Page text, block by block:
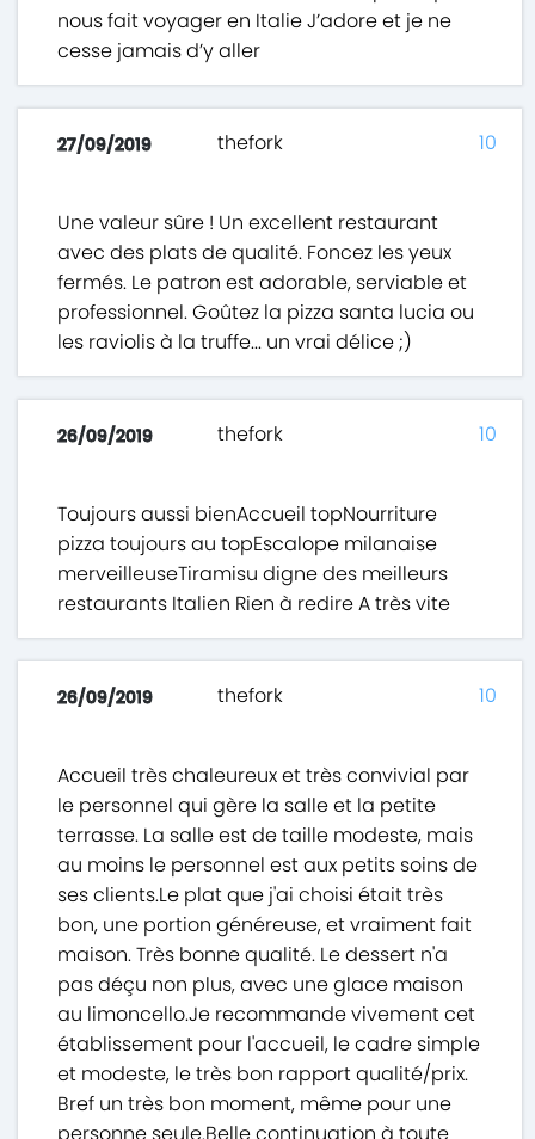
nous fait voyager en Italie J’adore et je ne
cesse jamais d’y aller
27/09/2019 thefork
Une valeur sûre ! Un excellent restaurant
avec des plats de qualité. Foncez les yeux
fermés. Le patron est adorable, serviable et
professionnel. Goûtez la pizza santa lucia ou
les raviolis à la truffe... un vrai délice ;)
10
26/09/2019 thefork
Toujours aussi bienAccueil topNourriture
pizza toujours au topEscalope milanaise
merveilleuseTiramisu digne des meilleurs
restaurants Italien Rien à redire A très vite
10
26/09/2019 thefork
Accueil très chaleureux et très convivial par
le personnel qui gère la salle et la petite
terrasse. La salle est de taille modeste, mais
au moins le personnel est aux petits soins de
ses clients.Le plat que j'ai choisi était très
bon, une portion généreuse, et vraiment fait
maison. Très bonne qualité. Le dessert n'a
pas déçu non plus, avec une glace maison
au limoncello.Je recommande vivement cet
établissement pour l'accueil, le cadre simple
et modeste, le très bon rapport qualité/prix.
Bref un très bon moment, même pour une
10